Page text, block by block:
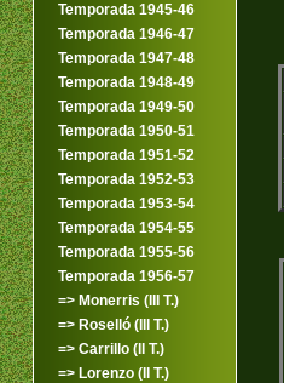
Temporada 1945-46
Temporada 1946-47
Temporada 1947-48
Temporada 1948-49
Temporada 1949-50
Temporada 1950-51
Temporada 1951-52
Temporada 1952-53
Temporada 1953-54
Temporada 1954-55
Temporada 1955-56
Temporada 1956-57
=> Monerris (III T.)
=> Roselló (III T.)
=> Carrillo (II T.)
=> Lorenzo (II T.)